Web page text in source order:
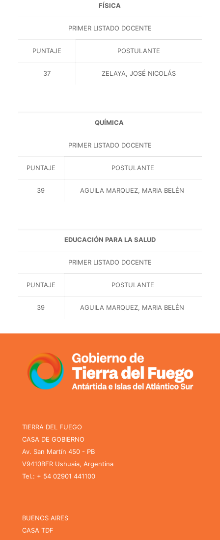
FÍSICA
PRIMER LISTADO DOCENTE
PUNTAJE POSTULANTE
37 ZELAYA, JOSÉ NICOLÁS
QUÍMICA
PRIMER LISTADO DOCENTE
PUNTAJE POSTULANTE
39 AGUILA MARQUEZ, MARIA BELÉN
EDUCACIÓN PARA LA SALUD
PRIMER LISTADO DOCENTE
PUNTAJE POSTULANTE
39 AGUILA MARQUEZ, MARIA BELÉN
TIERRA DEL FUEGO
CASA DE GOBIERNO
Av. San Martín 450 - PB
V9410BFR Ushuaia, Argentina
Tel.: + 54 02901 441100
BUENOS AIRES
CASA TDF